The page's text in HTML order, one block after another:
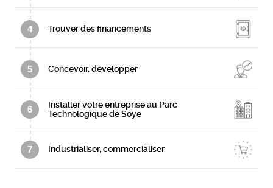
4 Trouver des financements
5 Concevoir, développer
6
Installer votre entreprise au Parc
Technologique de Soye
7 Industrialiser, commercialiser